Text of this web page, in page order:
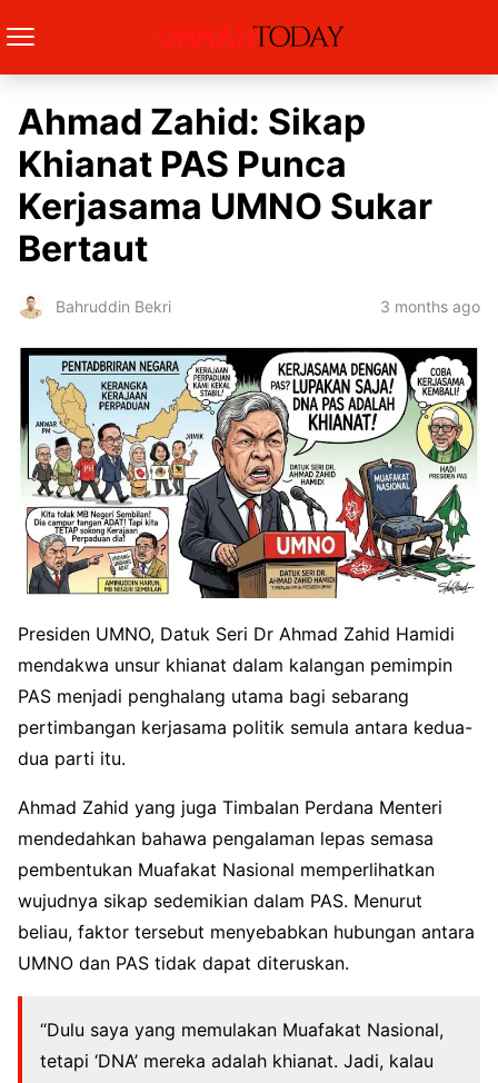
Ahmad Zahid: Sikap
Khianat PAS Punca
Kerjasama UMNO Sukar
Bertaut
Bahruddin Bekri 3 months ago
Presiden UMNO, Datuk Seri Dr Ahmad Zahid Hamidi
mendakwa unsur khianat dalam kalangan pemimpin
PAS menjadi penghalang utama bagi sebarang
pertimbangan kerjasama politik semula antara kedua-
dua parti itu.
Ahmad Zahid yang juga Timbalan Perdana Menteri
mendedahkan bahawa pengalaman lepas semasa
pembentukan Muafakat Nasional memperlihatkan
wujudnya sikap sedemikian dalam PAS. Menurut
beliau, faktor tersebut menyebabkan hubungan antara
UMNO dan PAS tidak dapat diteruskan.
“Dulu saya yang memulakan Muafakat Nasional,
tetapi ‘DNA’ mereka adalah khianat. Jadi, kalau